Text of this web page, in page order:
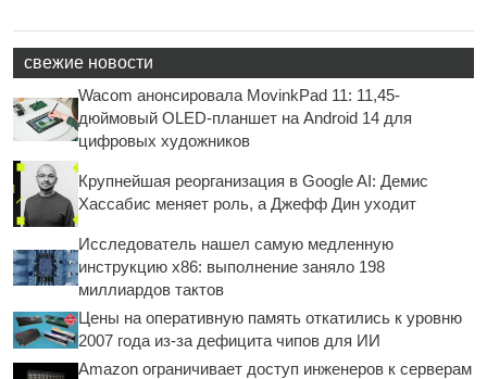
свежие новости
Wacom анонсировала MovinkPad 11: 11,45-
дюймовый OLED-планшет на Android 14 для
цифровых художников
Крупнейшая реорганизация в Google AI: Демис
Хассабис меняет роль, а Джефф Дин уходит
Исследователь нашел самую медленную
инструкцию x86: выполнение заняло 198
миллиардов тактов
Цены на оперативную память откатились к уровню
2007 года из-за дефицита чипов для ИИ
Amazon ограничивает доступ инженеров к серверам